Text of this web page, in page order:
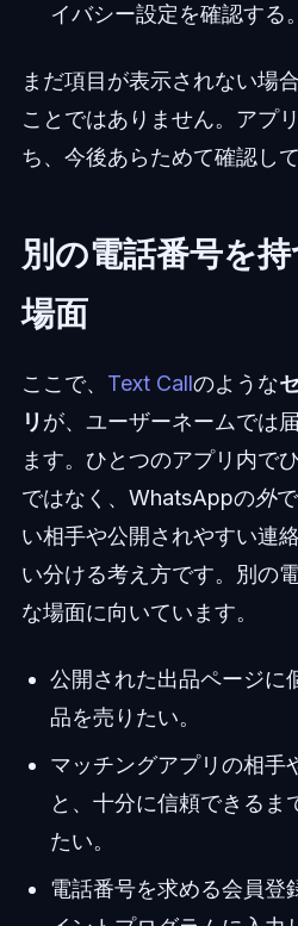
イバシー設定を確認する。
まだ項目が表示されない場
ことではありません。アプ
ち、今後あらためて確認し
別の電話番号を
場面
ここで、 Text Callのような
リ が、ユーザーネームでは
ます。ひとつのアプリ内で
ではなく、WhatsAppの外
い相手や公開されやすい連
い分ける考え方です。別の
な場面に向いています。
公開された出品ページに
品を売りたい。
マッチングアプリの相手
と、十分に信頼できるま
たい。
電話番号を求める会員登